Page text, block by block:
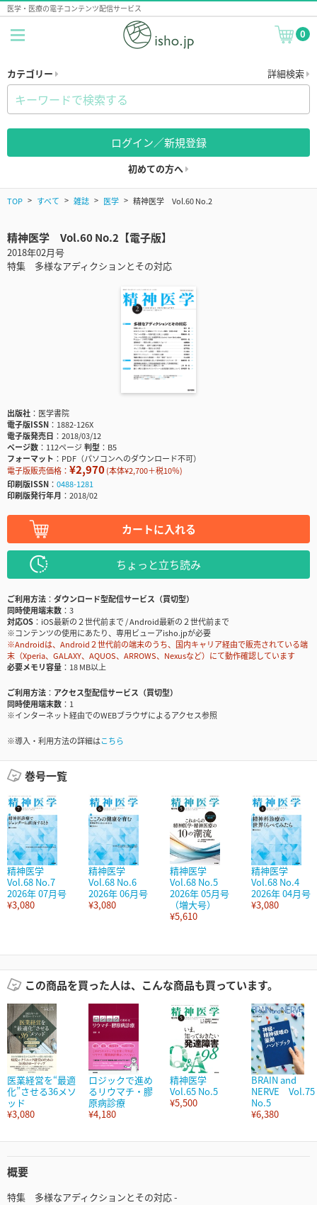
医学・医療の電子コンテンツ配信サービス
0
カテゴリー 詳細検索
ログイン／新規登録
初めての方へ
TOP すべて 雑誌 医学 精神医学 Vol.60 No.2
精神医学 Vol.60 No.2【電子版】
2018年02月号
特集 多様なアディクションとその対応
出版社
医学書院
電子版ISSN
1882-126X
電子版発売日
2018/03/12
ページ数
112ページ判型
B5
フォーマット
PDF（パソコンへのダウンロード不可）
電子版販売価格： ¥2,970(本体¥2,700＋税10％)
印刷版ISSN
0488-1281
印刷版発行年月
2018/02
カートに入れる
ちょっと立ち読み
ご利用方法
ダウンロード型配信サービス（買切型）
同時使用端末数
3
対応OS
iOS最新の２世代前まで / Android最新の２世代前まで
※コンテンツの使用にあたり、専用ビューアisho.jpが必要
※Androidは、Android２世代前の端末のうち、国内キャリア経由で販売されている端
末（Xperia、GALAXY、AQUOS、ARROWS、Nexusなど）にて動作確認しています
必要メモリ容量
18 MB以上
ご利用方法
アクセス型配信サービス（買切型）
同時使用端末数
1
※インターネット経由でのWEBブラウザによるアクセス参照
※導入・利用方法の詳細はこちら
巻号一覧
精神医学
Vol.68 No.7
2026年 07月号
¥3,080
精神医学
Vol.68 No.6
2026年 06月号
¥3,080
精神医学
Vol.68 No.5
2026年 05月号
（増大号）
¥5,610
精神医学
Vol.68 No.4
2026年 04月号
¥3,080
この商品を買った人は、こんな商品も買っています。
医業経営を“最適
化”させる36メソ
ッド
¥3,080
ロジックで進め
るリウマチ・膠
原病診療
¥4,180
精神医学
Vol.65 No.5
¥5,500
BRAIN and
NERVE Vol.75
No.5
¥6,380
概要
特集 多様なアディクションとその対応 -